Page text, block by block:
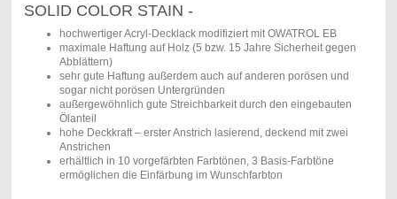
SOLID COLOR STAIN -
hochwertiger Acryl-Decklack modifiziert mit OWATROL EB
maximale Haftung auf Holz (5 bzw. 15 Jahre Sicherheit gegen
Abblättern)
sehr gute Haftung außerdem auch auf anderen porösen und
sogar nicht porösen Untergründen
außergewöhnlich gute Streichbarkeit durch den eingebauten
Ölanteil
hohe Deckkraft – erster Anstrich lasierend, deckend mit zwei
Anstrichen
erhältlich in 10 vorgefärbten Farbtönen, 3 Basis-Farbtöne
ermöglichen die Einfärbung im Wunschfarbton